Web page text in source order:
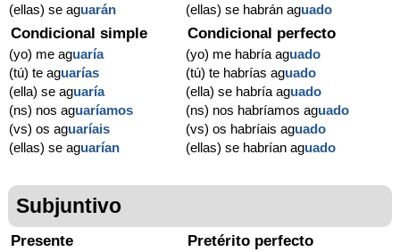
(ellas) se aguarán
(ellas) se habrán aguado
Condicional simple
(yo) me aguaría
(tú) te aguarías
(ella) se aguaría
(ns) nos aguaríamos
(vs) os aguaríais
(ellas) se aguarían
Condicional perfecto
(yo) me habría aguado
(tú) te habrías aguado
(ella) se habría aguado
(ns) nos habríamos aguado
(vs) os habríais aguado
(ellas) se habrían aguado
Subjuntivo
Presente Pretérito perfecto